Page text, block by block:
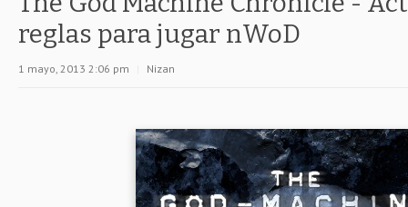
reglas para jugar nWoD
1 mayo, 2013 2:06 pm Nizan